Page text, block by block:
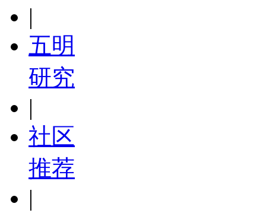
|
五明
研究
|
社区
推荐
|